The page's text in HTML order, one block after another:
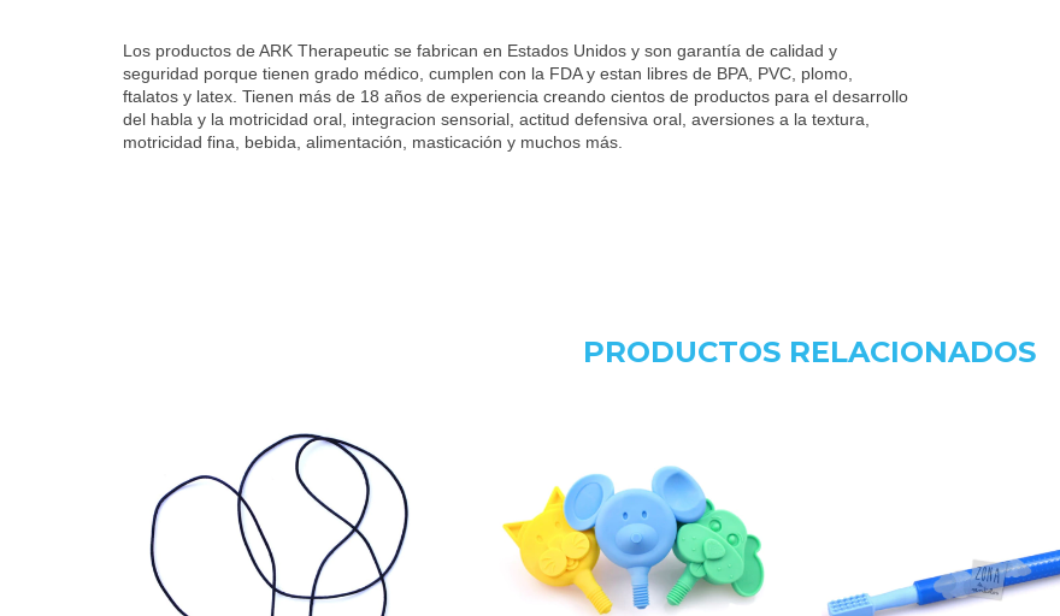
Los productos de ARK Therapeutic se fabrican en Estados Unidos y son garantía de calidad y
seguridad porque tienen grado médico, cumplen con la FDA y estan libres de BPA, PVC, plomo,
ftalatos y latex. Tienen más de 18 años de experiencia creando cientos de productos para el desarrollo
del habla y la motricidad oral, integracion sensorial, actitud defensiva oral, aversiones a la textura,
motricidad fina, bebida, alimentación, masticación y muchos más.
PRODUCTOS RELACIONADOS